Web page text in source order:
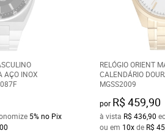
AÇO INOX
5%no Pix
RELÓGIO ORIENT
CALENDÁRIO
MGSS2009
por R$ 459,90
à vista R$ 436,90
ou em 10xde R$